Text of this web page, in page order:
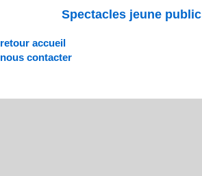
Spectacles jeune public
retour accueil
nous contacter